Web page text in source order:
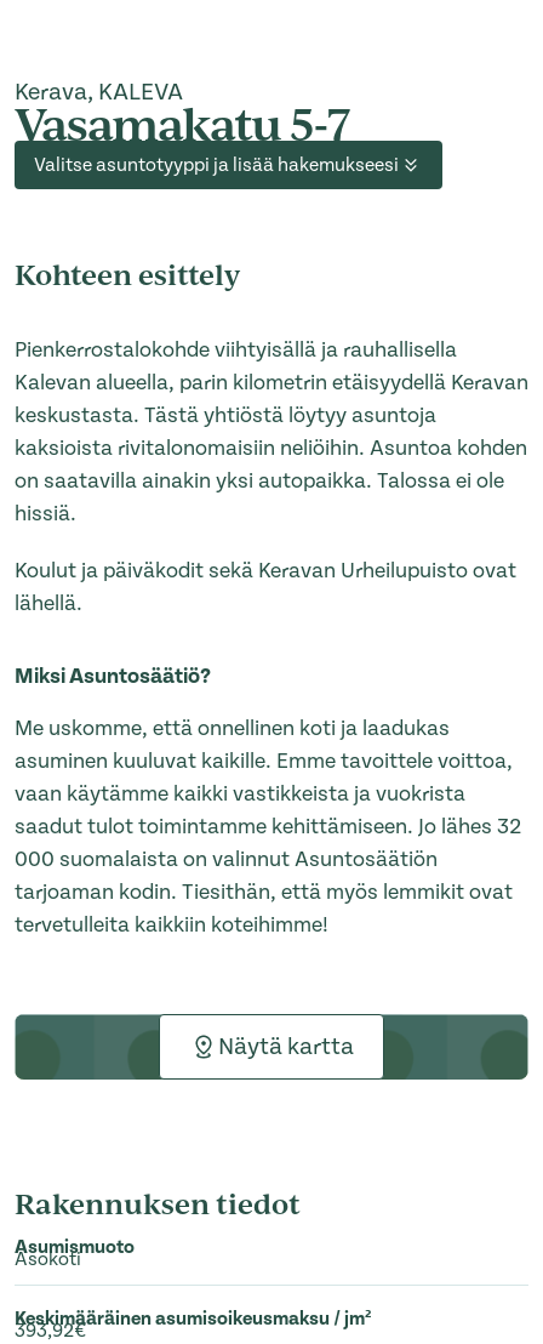
Kerava, KALEVA
Vasamakatu 5-7
Valitse asuntotyyppi ja lisää hakemukseesi
Kohteen esittely
Pienkerrostalokohde viihtyisällä ja rauhallisella
Kalevan alueella, parin kilometrin etäisyydellä Keravan
keskustasta. Tästä yhtiöstä löytyy asuntoja
kaksioista rivitalonomaisiin neliöihin. Asuntoa kohden
on saatavilla ainakin yksi autopaikka. Talossa ei ole
hissiä.
Koulut ja päiväkodit sekä Keravan Urheilupuisto ovat
lähellä.
Miksi Asuntosäätiö?
Me uskomme, että onnellinen koti ja laadukas
asuminen kuuluvat kaikille. Emme tavoittele voittoa,
vaan käytämme kaikki vastikkeista ja vuokrista
saadut tulot toimintamme kehittämiseen. Jo lähes 32
000 suomalaista on valinnut Asuntosäätiön
tarjoaman kodin. Tiesithän, että myös lemmikit ovat
tervetulleita kaikkiin koteihimme!
Näytä kartta
Rakennuksen tiedot
Asumismuoto
Asokoti
Keskimääräinen asumisoikeusmaksu / jm²
393,92€